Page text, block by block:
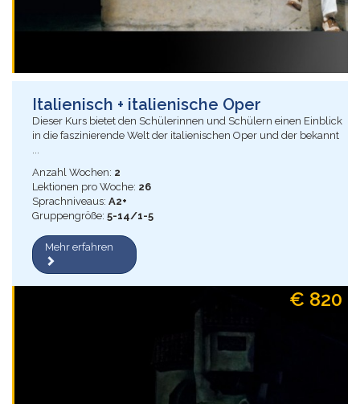
Italienisch + italienische Oper
Dieser Kurs bietet den Schülerinnen und Schülern einen Einblick
in die faszinierende Welt der italienischen Oper und der bekannt
...
Anzahl Wochen: 2
Lektionen pro Woche: 26
Sprachniveaus: A2+
Gruppengröße: 5-14/1-5
Mehr erfahren
€ 820